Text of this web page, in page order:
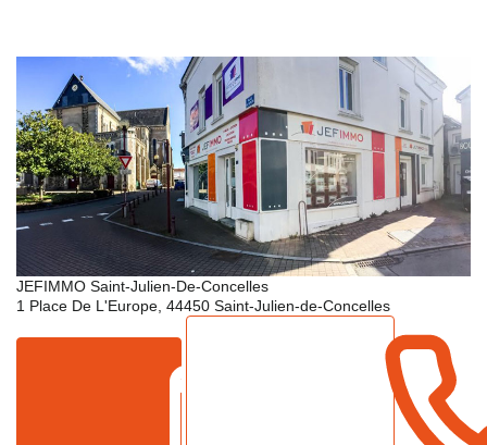
JEFIMMO Saint-Julien-De-Concelles
1 Place De L'Europe 44450 Saint-Julien-de-Concelles